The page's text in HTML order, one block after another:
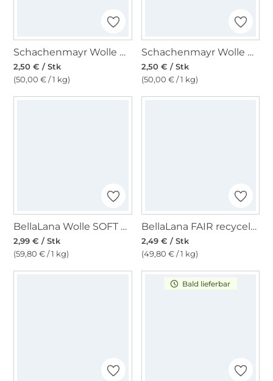
Schachenmayr Wolle Bravo uni 50 g petrol
2,50 € / Stk
(50,00 € / 1 kg)
Schachenmayr Wolle Bravo uni 50 g sisal meliert
2,50 € / Stk
(50,00 € / 1 kg)
BellaLana Wolle SOFT 50gr. , petrol- gelb
2,99 € / Stk
(59,80 € / 1 kg)
BellaLana FAIR recycelt Baumwolle 50gr. , jeansblau
2,49 € / Stk
(49,80 € / 1 kg)
Bald lieferbar